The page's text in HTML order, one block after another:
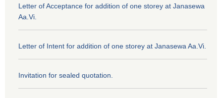
Letter of Acceptance for addition of one storey at Janasewa
Aa.Vi.
Letter of Intent for addition of one storey at Janasewa Aa.Vi.
Invitation for sealed quotation.